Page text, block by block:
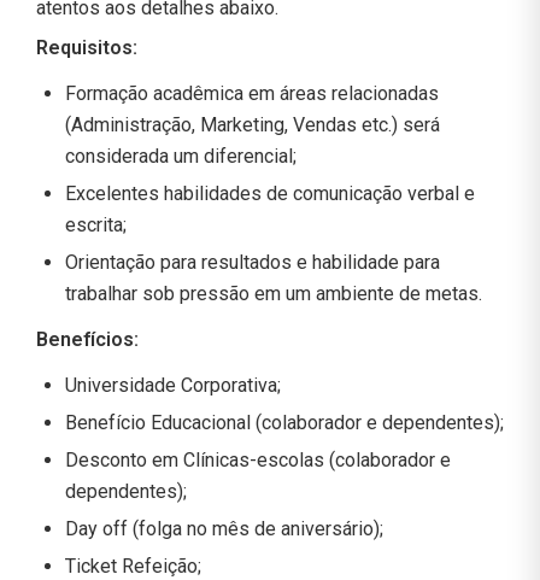
atentos aos detalhes abaixo.
Requisitos:
Formação acadêmica em áreas relacionadas
(Administração, Marketing, Vendas etc.) será
considerada um diferencial;
Excelentes habilidades de comunicação verbal e
escrita;
Orientação para resultados e habilidade para
trabalhar sob pressão em um ambiente de metas.
Benefícios:
Universidade Corporativa;
Benefício Educacional (colaborador e dependentes);
Desconto em Clínicas-escolas (colaborador e
dependentes);
Day off (folga no mês de aniversário);
Ticket Refeição;